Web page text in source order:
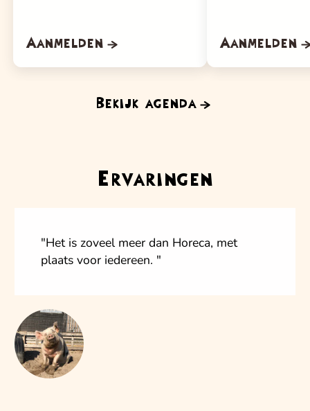
Aanmelden Aanmelden
Bekijk agenda
Ervaringen
"Het is zoveel meer dan Horeca, met
plaats voor iedereen. "